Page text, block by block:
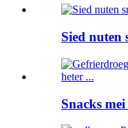
Sied nuten
Snacks